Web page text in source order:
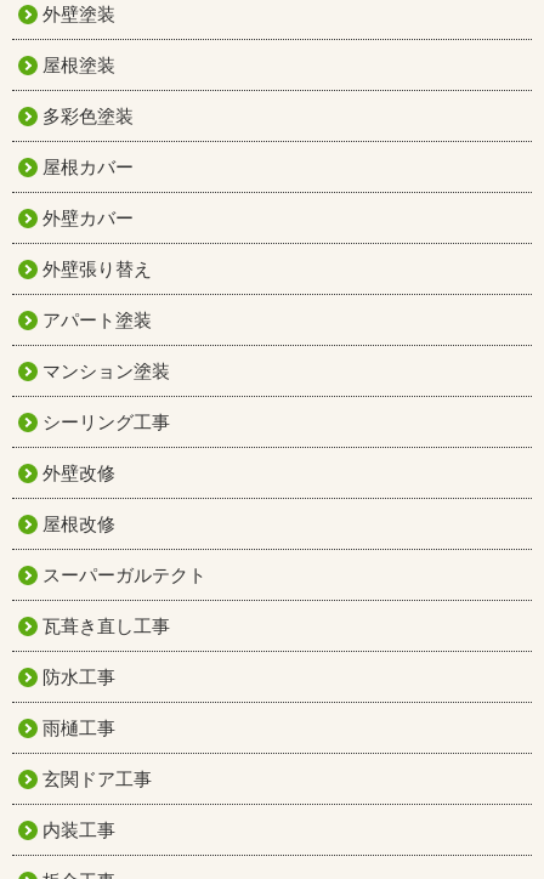
外壁塗装
屋根塗装
多彩色塗装
屋根カバー
外壁カバー
外壁張り替え
アパート塗装
マンション塗装
シーリング工事
外壁改修
屋根改修
スーパーガルテクト
瓦葺き直し工事
防水工事
雨樋工事
玄関ドア工事
内装工事